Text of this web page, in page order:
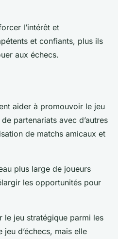
l’intérêt et
et confiants, plus ils
aux échecs.
aider à promouvoir le jeu
partenariats avec d’autres
de matchs amicaux et
plus large de joueurs
les opportunités pour
le jeu stratégique parmi les
d’échecs, mais elle